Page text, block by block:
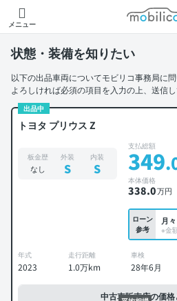
メニュー
モビリ
状態・装備を知りたい
以下の出品車両についてモビリコ事務局に問
よろしければ必須の項目を入力の上、送信し
出品中
トヨタ プリウス Z
板金歴
なし
外装
S
内装
S
支払総額
349
本体価格
338.0万円
ローン
参考
月々
※金
年式
2023
走行距離
1.0万km
車検
28年6月
中古車販売店の価